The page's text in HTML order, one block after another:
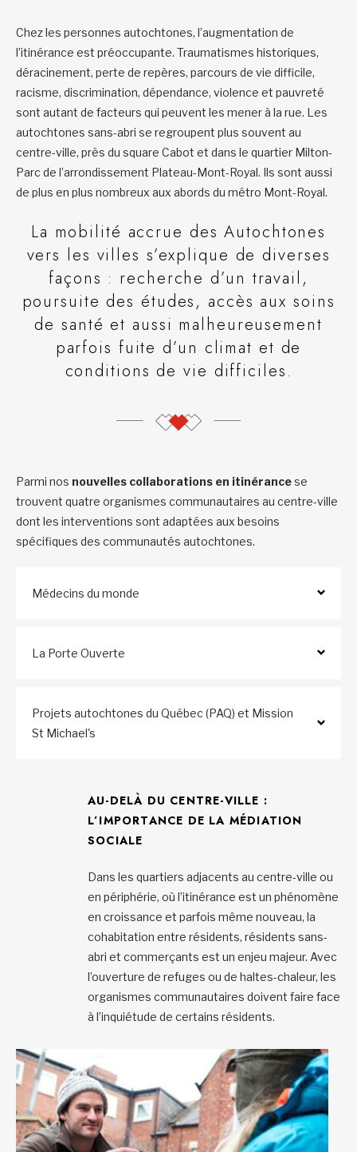
Chez les personnes autochtones, l’augmentation de
l’itinérance est préoccupante. Traumatismes historiques,
déracinement, perte de repères, parcours de vie difficile,
racisme, discrimination, dépendance, violence et pauvreté
sont autant de facteurs qui peuvent les mener à la rue. Les
autochtones sans-abri se regroupent plus souvent au
centre-ville, près du square Cabot et dans le quartier Milton-
Parc de l’arrondissement Plateau-Mont-Royal. Ils sont aussi
de plus en plus nombreux aux abords du métro Mont-Royal.
La mobilité accrue des Autochtones
vers les villes s’explique de diverses
façons : recherche d’un travail,
poursuite des études, accès aux soins
de santé et aussi malheureusement
parfois fuite d’un climat et de
conditions de vie difficiles.
Parmi nos nouvelles collaborations en itinérancese
trouvent quatre organismes communautaires au centre-ville
dont les interventions sont adaptées aux besoins
spécifiques des communautés autochtones.
Médecins du monde
La Porte Ouverte
Projets autochtones du Québec (PAQ) et Mission
St Michael's
AU-DELÀ DU CENTRE-VILLE :
L’IMPORTANCE DE LA MÉDIATION
SOCIALE
Dans les quartiers adjacents au centre-ville ou
en périphérie, où l’itinérance est un phénomène
en croissance et parfois même nouveau, la
cohabitation entre résidents, résidents sans-
abri et commerçants est un enjeu majeur. Avec
l’ouverture de refuges ou de haltes-chaleur, les
organismes communautaires doivent faire face
à l’inquiétude de certains résidents.